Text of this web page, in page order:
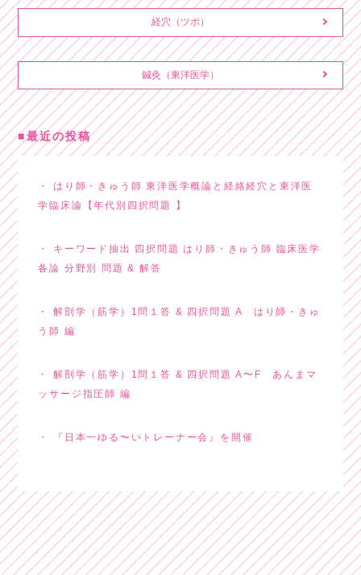
経穴（ツボ）
鍼灸（東洋医学）
最近の投稿
はり師・きゅう師 東洋医学概論と経絡経穴と東洋医
学臨床論【年代別四択問題 】
キーワード抽出 四択問題 はり師・きゅう師 臨床医学
各論 分野別 問題 & 解答
解剖学（筋学）1問１答 & 四択問題 A はり師・きゅ
う師 編
解剖学（筋学）1問１答 & 四択問題 A〜F あんまマ
ッサージ指圧師 編
『日本一ゆる〜いトレーナー会』を開催